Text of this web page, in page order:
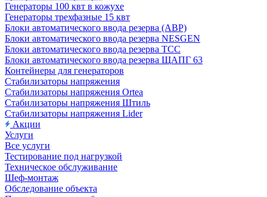
Генераторы 100 квт в кожухе
Генераторы трехфазные 15 квт
Блоки автоматического ввода резерва (АВР)
Блоки автоматического ввода резерва NESGEN
Блоки автоматического ввода резерва ТСС
Блоки автоматического ввода резерва ЩАПГ 63
Контейнеры для генераторов
Стабилизаторы напряжения
Стабилизаторы напряжения Ortea
Стабилизаторы напряжения Штиль
Стабилизаторы напряжения Lider
Акции
Услуги
Все услуги
Тестирование под нагрузкой
Техническое обслуживание
Шеф-монтаж
Обследование объекта